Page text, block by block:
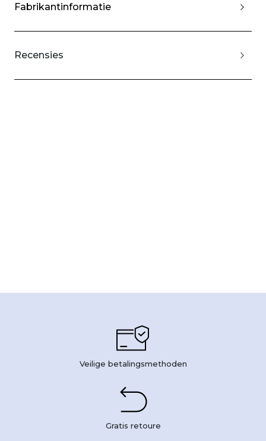
Fabrikantinformatie
Recensies
Veilige betalingsmethoden
Gratis retoure